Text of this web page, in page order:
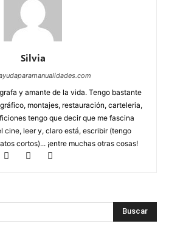
Silvia
y amante de la vida. Tengo bastante
montajes, restauración, carteleria,
tengo que decir que me fascina
cine, leer y, claro está, escribir (tengo
cortos)... ¡entre muchas otras cosas!